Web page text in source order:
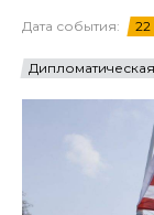
Дата события: